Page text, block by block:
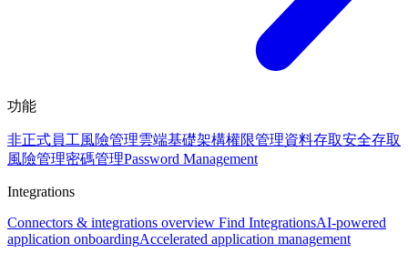
功能
非正式員工風險管理雲端基礎架構權限管理資料存取安全存取
風險管理密碼管理Password Management
Integrations
Connectors & integrations overview Find IntegrationsAI-powered
application onboardingAccelerated application management